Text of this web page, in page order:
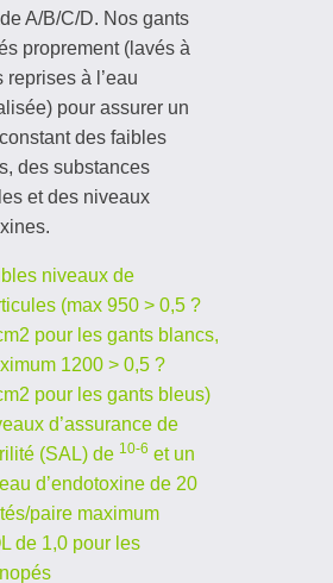
A/B/C/D. Nos gants
proprement (lavés à
reprises à l’eau
pour assurer un
des faibles
des substances
et des niveaux
niveaux de
(max 950 > 0,5 ?
pour les gants blancs,
1200 > 0,5 ?
pour les gants bleus)
d’assurance de
(SAL) de 10-6 et un
d’endotoxine de 20
paire maximum
de 1,0 pour les